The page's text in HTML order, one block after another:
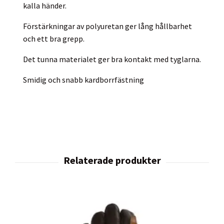
kalla händer.
Förstärkningar av polyuretan ger lång hållbarhet
och ett bra grepp.
Det tunna materialet ger bra kontakt med tyglarna.
Smidig och snabb kardborrfästning